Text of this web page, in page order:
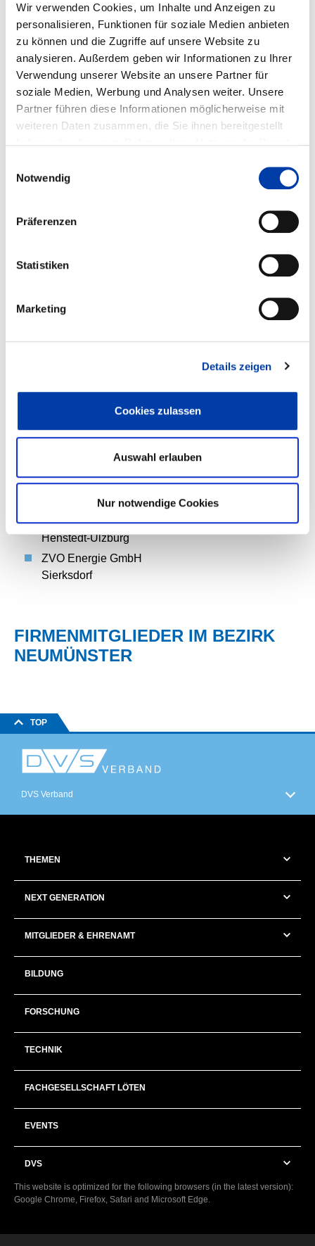
Wir verwenden Cookies, um Inhalte und Anzeigen zu
personalisieren, Funktionen für soziale Medien anbieten
zu können und die Zugriffe auf unsere Website zu
analysieren. Außerdem geben wir Informationen zu Ihrer
Verwendung unserer Website an unsere Partner für
soziale Medien, Werbung und Analysen weiter. Unsere
Partner führen diese Informationen möglicherweise mit
weiteren Daten zusammen, die Sie ihnen bereitgestellt
Notwendig
Präferenzen
Statistiken
Marketing
Details zeigen
Cookies zulassen
Auswahl erlauben
Nur notwendige Cookies
LOHSE GmbH & Co. KG Heizung und Sanitär
Neumünster
Mankenberg GmbH
Lübeck
Michel Bau GmbH & Co. KG
Neumünster
Minimax Technologies GmbH
Lübeck
Materialprüfung mbH
Przybyl MeisterMetall GmbH & Co. KG
Lübeck-Travemünde
VON DER MEHDEN GmbH
Walther-Lehmkuhl-Schule Gewerbe und Technik
Neumünster
Wittmann Tauchen GmbH & Co. KG
Henstedt-Ulzburg
ZVO Energie GmbH
Sierksdorf
FIRMENMITGLIEDER IM BEZIRK
NEUMÜNSTER
TOP
DVS Verband
THEMEN
NEXT GENERATION
MITGLIEDER & EHRENAMT
BILDUNG
FORSCHUNG
TECHNIK
FACHGESELLSCHAFT LÖTEN
EVENTS
DVS
This website is optimized for the following browsers (in the latest version):
Google Chrome, Firefox, Safari and Microsoft Edge.